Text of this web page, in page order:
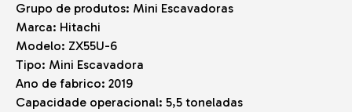
Grupo de produtos: Mini Escavadoras
Marca: Hitachi
Modelo: ZX55U-6
Tipo: Mini Escavadora
Ano de fabrico: 2019
Capacidade operacional: 5,5 toneladas